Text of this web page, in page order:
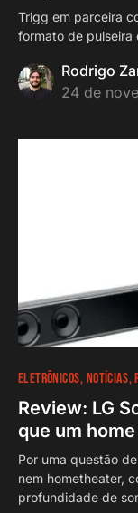
Trigg em parceira
formato de pulseira
Rodrigo
24 de
ELETRÔNICOS NOTÍCIAS
Review: LG
que um
Por uma questão
nem hometheater,
profundidade de